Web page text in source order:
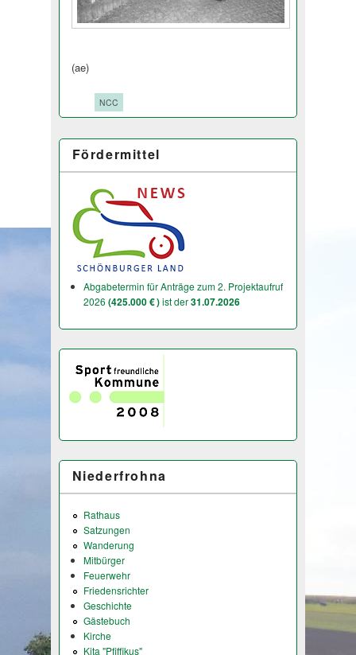
(ae)
NCC
Fördermittel
Abgabetermin für Anträge zum 2. Projektaufruf
2026 (425.000 € )ist der31.07.2026
Niederfrohna
Rathaus
Satzungen
Wanderung
Mitbürger
Feuerwehr
Friedensrichter
Geschichte
Gästebuch
Kirche
Kita "Pfiffikus"